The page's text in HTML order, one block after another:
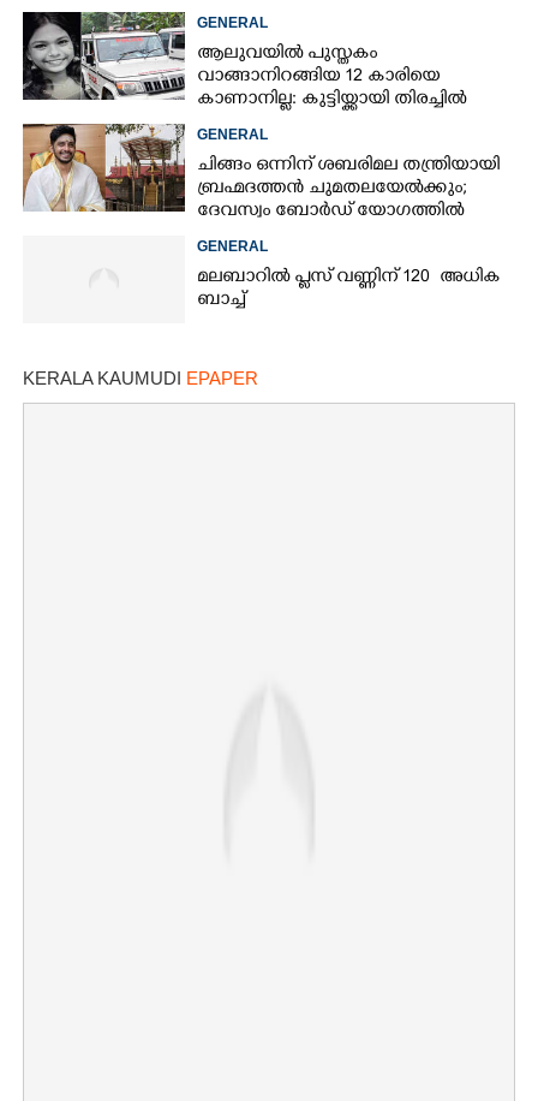
GENERAL
ആലുവയിൽ പുസ്തകം
വാങ്ങാനിറങ്ങിയ 12 കാരിയെ
കാണാനില്ല: കുട്ടിയ്ക്കായി തിരച്ചിൽ
GENERAL
ചിങ്ങം ഒന്നിന് ശബരിമല തന്ത്രിയായി
ബ്രഹ്മദത്തൻ ചുമതലയേൽക്കും;
ദേവസ്വം ബോർഡ് യോഗത്തിൽ
GENERAL
മലബാറിൽ പ്ലസ് വണ്ണിന് 120 അധിക
ബാച്ച്
KERALA KAUMUDI EPAPER